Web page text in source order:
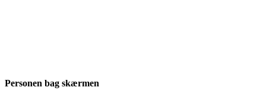
Personen bag skærmen